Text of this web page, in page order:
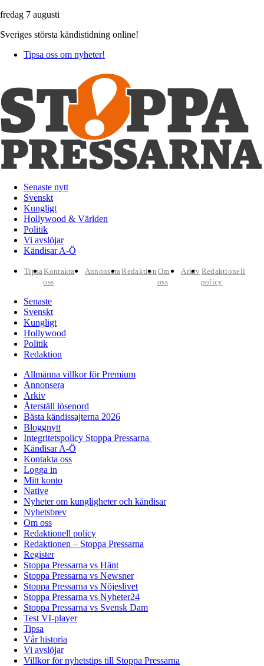
fredag 7 augusti
Sveriges största kändistidning online!
Tipsa oss om nyheter!
Senaste nytt
Svenskt
Kungligt
Hollywood & Världen
Politik
Vi avslöjar
Kändisar A-Ö
TipsaKontakta
oss
AnnonseraRedaktion Om
oss
Arkiv Redaktionell
policy
Senaste
Svenskt
Kungligt
Hollywood
Politik
Redaktion
Allmänna villkor för Premium
Annonsera
Arkiv
Återställ lösenord
Bästa kändissajterna 2026
Bloggnytt
Integritetspolicy Stoppa Pressarna
Kändisar A-Ö
Kontakta oss
Logga in
Mitt konto
Native
Nyheter om kungligheter och kändisar
Nyhetsbrev
Om oss
Redaktionell policy
Redaktionen – Stoppa Pressarna
Register
Stoppa Pressarna vs Hänt
Stoppa Pressarna vs Newsner
Stoppa Pressarna vs Nöjeslivet
Stoppa Pressarna vs Nyheter24
Stoppa Pressarna vs Svensk Dam
Test VI-player
Tipsa
Vår historia
Vi avslöjar
Villkor för nyhetstips till Stoppa Pressarna